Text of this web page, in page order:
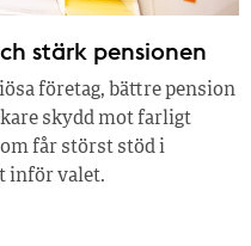
stärk pensionen
företag, bättre pension
skydd mot farligt
får störst stöd i
inför valet.